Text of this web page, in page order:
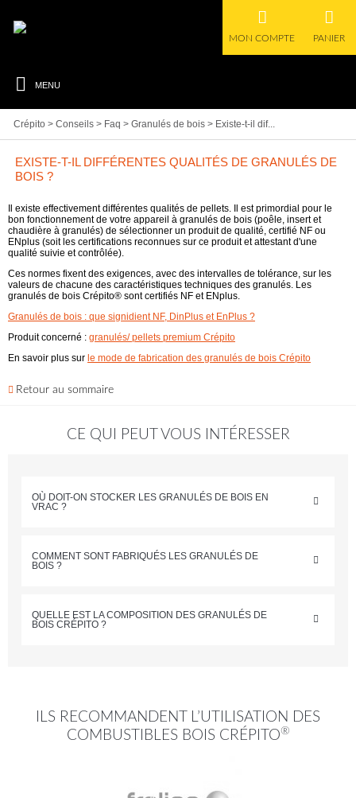
MON COMPTE PANIER
MENU
Crépito > Conseils > Faq > Granulés de bois > Existe-t-il dif...
EXISTE-T-IL DIFFÉRENTES QUALITÉS DE GRANULÉS DE
BOIS ?
Il existe effectivement différentes qualités de pellets. Il est primordial pour le
bon fonctionnement de votre appareil à granulés de bois (poêle, insert et
chaudière à granulés) de sélectionner un produit de qualité, certifié NF ou
ENplus (soit les certifications reconnues sur ce produit et attestant d'une
qualité suivie et contrôlée).
Ces normes fixent des exigences, avec des intervalles de tolérance, sur les
valeurs de chacune des caractéristiques techniques des granulés. Les
granulés de bois Crépito® sont certifiés NF et ENplus
Granulés de bois : que signidient NF, DinPlus et EnPlus ?
Produit concerné : granulés/ pellets premium Crépito
En savoir plus sur le mode de fabrication des granulés de bois Crépito
Retour au sommaire
CE QUI PEUT VOUS INTÉRESSER
OÙ DOIT-ON STOCKER LES GRANULÉS DE BOIS EN
VRAC ?
COMMENT SONT FABRIQUÉS LES GRANULÉS DE
BOIS ?
QUELLE EST LA COMPOSITION DES GRANULÉS DE
BOIS CRÉPITO ?
ILS RECOMMANDENT L’UTILISATION DES
COMBUSTIBLES BOIS CRÉPITO®